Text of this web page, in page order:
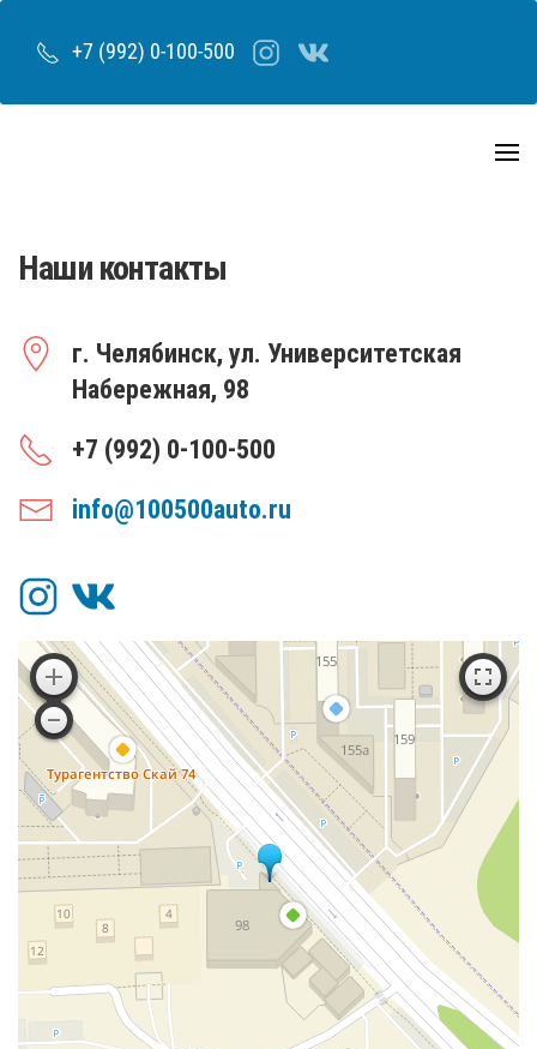
+7 (992) 0-100-500
Наши контакты
г. Челябинск, ул. Университетская
Набережная, 98
+7 (992) 0-100-500
info@100500auto.ru